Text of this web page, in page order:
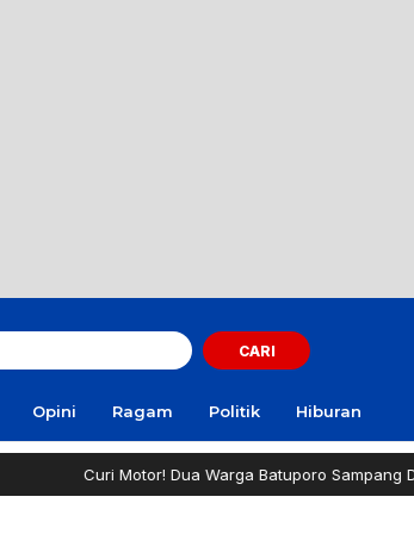
CARI
Opini Ragam Politik Hiburan
Curi Motor! Dua Warga Batuporo Sampang Dibui